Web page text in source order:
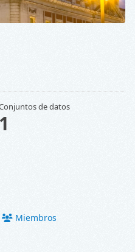
Miembros
de datos
1